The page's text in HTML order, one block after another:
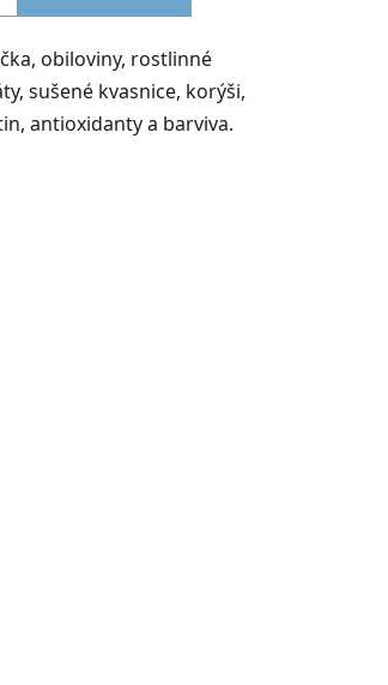
obiloviny, rostlinné
sušené kvasnice, korýši,
antioxidanty a barviva.